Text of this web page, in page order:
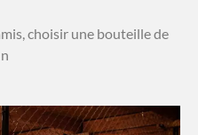
choisir une bouteille de